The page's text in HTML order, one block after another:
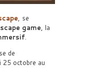
, se
game, la
.
de
25 octobre au